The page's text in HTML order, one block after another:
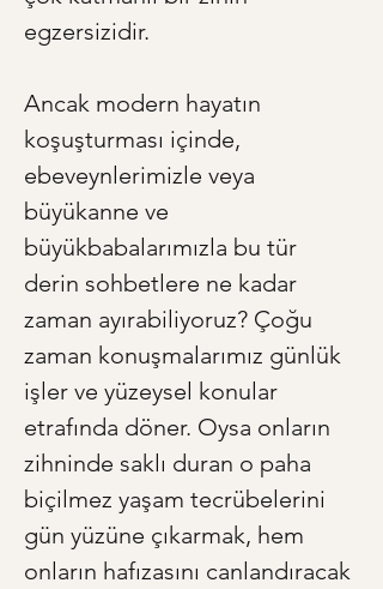
egzersizidir.
Ancak modern hayatın
koşuşturması içinde,
ebeveynlerimizle veya
büyükanne ve
büyükbabalarımızla bu tür
derin sohbetlere ne kadar
zaman ayırabiliyoruz? Çoğu
zaman konuşmalarımız günlük
işler ve yüzeysel konular
etrafında döner. Oysa onların
zihninde saklı duran o paha
biçilmez yaşam tecrübelerini
gün yüzüne çıkarmak, hem
onların hafızasını canlandıracak